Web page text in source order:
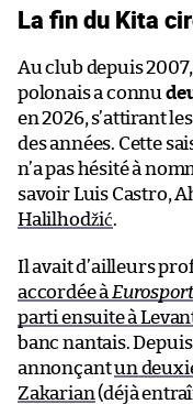
La fin du Kita
Au club depuis
polonais a connu
en 2026, s’attirant
des années. Cette
n’a pas hésité à
savoir Luis Castro,
Halilhodžić.
Il avait d’ailleurs
accordée à Eurosport
parti ensuite à
banc nantais.
annonçantun
Zakarian(déjà